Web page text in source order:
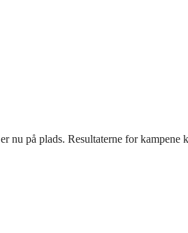
nu på plads. Resultaterne for kampene